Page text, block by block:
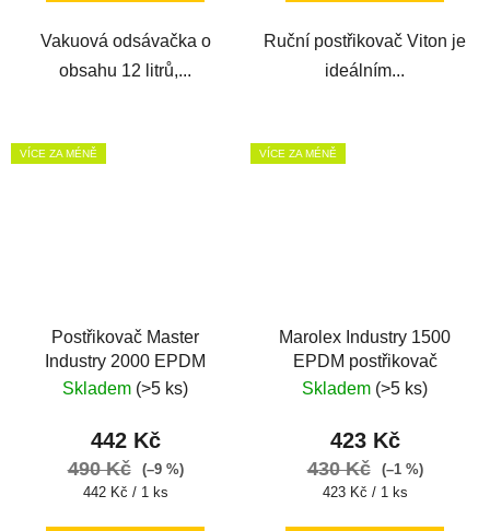
Vakuová odsávačka o
obsahu 12 litrů,...
Ruční postřikovač Viton je
ideálním...
VÍCE ZA MÉNĚ
Postřikovač Master
Industry 2000 EPDM
Skladem (>5 ks)
442 Kč
490 Kč
(–9 %)
Měrná
442 Kč / 1 ks
VÍCE ZA MÉNĚ
Marolex Industry 1500
EPDM postřikovač
Skladem (>5 ks)
423 Kč
430 Kč
(–1 %)
Měrná
423 Kč / 1 ks